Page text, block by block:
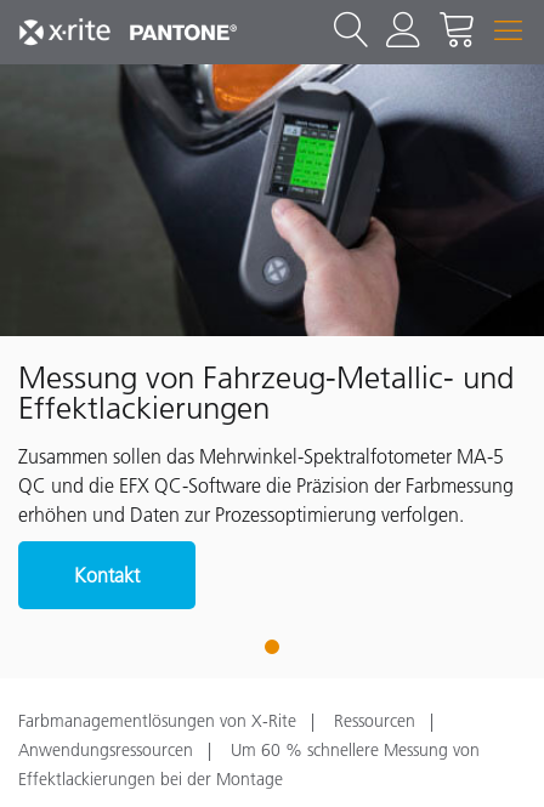
Messung von Fahrzeug-Metallic- und
Effektlackierungen
Zusammen sollen das Mehrwinkel-Spektralfotometer MA-5
QC und die EFX QC-Software die Präzision der Farbmessung
erhöhen und Daten zur Prozessoptimierung verfolgen.
Kontakt
1
Farbmanagementlösungen von X-Rite
Ressourcen
Anwendungsressourcen
Um 60 % schnellere Messung von
Effektlackierungen bei der Montage